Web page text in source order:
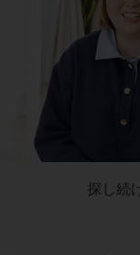
探し続